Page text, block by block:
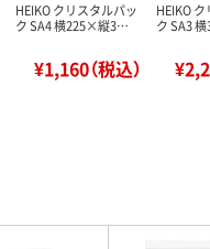
HEIKO クリスタルパッ
ク SA4 横225×縦3…
¥1,160（税込）
HEIKO
ク SA3